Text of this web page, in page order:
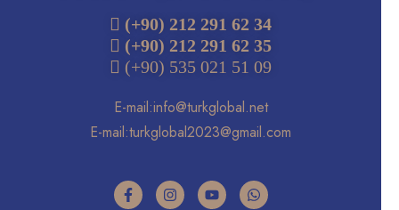
 (+90) 212 291 62 34
(+90) 212 291 62 35
 (+90) 535 021 51 09
E-mail:info@turkglobal.net
E-mail:turkglobal2023@gmail.com